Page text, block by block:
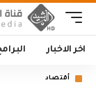
اخر الاخبار
أقتصاد